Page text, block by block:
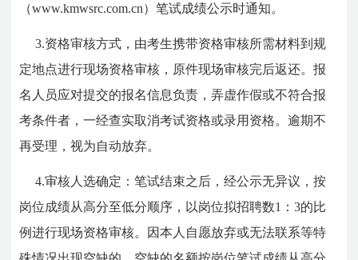
（www.kmwsrc.com.cn）笔试成绩公示时通知。
3.资格审核方式，由考生携带资格审核所需材料到规
定地点进行现场资格审核，原件现场审核完后返还。报
名人员应对提交的报名信息负责，弄虚作假或不符合报
考条件者，一经查实取消考试资格或录用资格。逾期不
再受理，视为自动放弃。
4.审核人选确定：笔试结束之后，经公示无异议，按
岗位成绩从高分至低分顺序，以岗位拟招聘数1：3的比
例进行现场资格审核。因本人自愿放弃或无法联系等特